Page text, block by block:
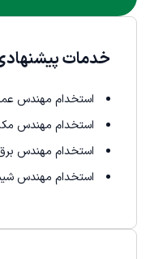
خدمات
استخدام مهندس
استخدام مهندس
استخدام مهندس
استخدام مهندس